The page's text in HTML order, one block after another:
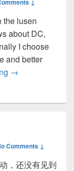
↓
the lusen
about DC,
I choose
and better
Digital Camera
→
Comments ↓
，还没有见到